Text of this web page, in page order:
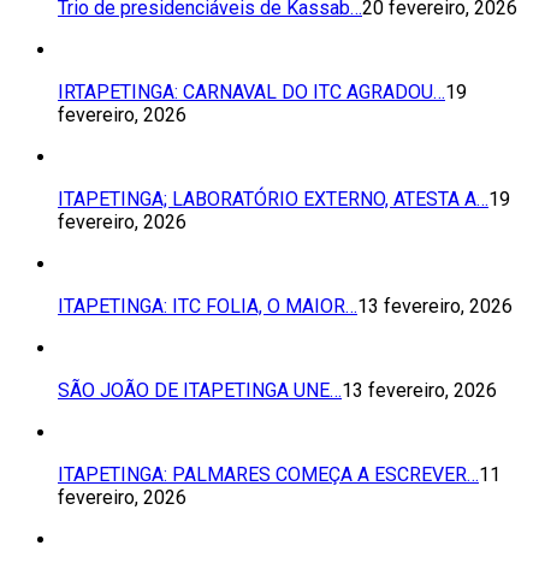
Trio de presidenciáveis de Kassab…20 fevereiro, 2026
IRTAPETINGA: CARNAVAL DO ITC AGRADOU…19
fevereiro, 2026
ITAPETINGA; LABORATÓRIO EXTERNO, ATESTA A…19
fevereiro, 2026
ITAPETINGA: ITC FOLIA, O MAIOR…13 fevereiro, 2026
SÃO JOÃO DE ITAPETINGA UNE…13 fevereiro, 2026
ITAPETINGA: PALMARES COMEÇA A ESCREVER…11
fevereiro, 2026